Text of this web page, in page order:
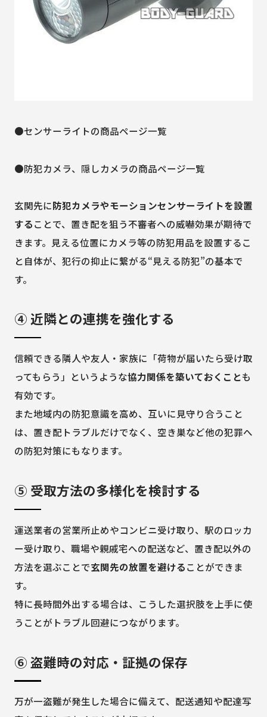
●センサーライトの商品ページ一覧
●防犯カメラ、隠しカメラの商品ページ一覧
玄関先に防犯カメラやモーションセンサーライトを設置
することで、置き配を狙う不審者への威嚇効果が期待で
きます。見える位置にカメラ等の防犯用品を設置するこ
と自体が、犯行の抑止に繋がる“見える防犯”の基本で
す。
④ 近隣との連携を強化する
信頼できる隣人や友人・家族に「荷物が届いたら受け取
ってもらう」というような協力関係を築いておくことも
有効です。
また地域内の防犯意識を高め、互いに見守り合うこと
は、置き配トラブルだけでなく、空き巣など他の犯罪へ
の防犯対策にもなります。
⑤ 受取方法の多様化を検討する
運送業者の営業所止めやコンビニ受け取り、駅のロッカ
ー受け取り、職場や親戚宅への配送など、置き配以外の
方法を選ぶことで玄関先の放置を避けることができま
す。
特に長時間外出する場合は、こうした選択肢を上手に使
うことがトラブル回避につながります。
⑥ 盗難時の対応・証拠の保存
万が一盗難が発生した場合に備えて、配送通知や配達写